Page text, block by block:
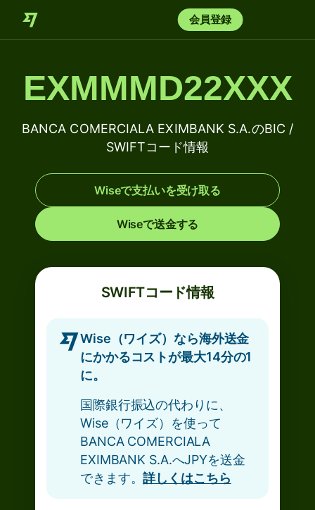
会員登録
EXMMMD22XXX
BANCA COMERCIALA EXIMBANK S.A.のBIC /
SWIFTコード情報
Wiseで支払いを受け取る
Wiseで送金する
SWIFTコード情報
Wise（ワイズ）なら海外送金
にかかるコストが最大14分の1
に。
国際銀行振込の代わりに、
Wise（ワイズ）を使って
BANCA COMERCIALA
EXIMBANK S.A.へJPYを送金
できます。詳しくはこちら